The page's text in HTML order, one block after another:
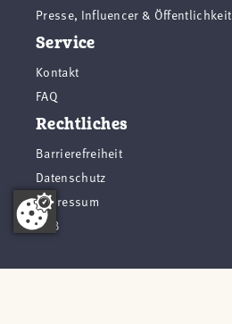
Presse, Influencer & Öffentlichkeit
Service
Kontakt
FAQ
Rechtliches
Barrierefreiheit
Datenschutz
Impressum
AGB